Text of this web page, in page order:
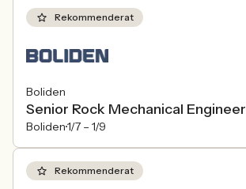
Rekommenderat
Boliden
Senior Rock Mechanical Engineer
Boliden1/7 – 1/9
Rekommenderat